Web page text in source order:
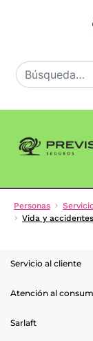
Personas
Vida y
Servicio al cliente
Atención al
Sarlaft